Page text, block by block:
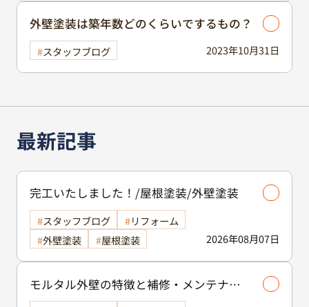
最新記事
完工いたしました！/屋根塗装/外壁塗装
2026年08月07日
スタッフブログ
リフォーム
外壁塗装
屋根塗装
モルタル外壁の特徴と補修・メンテナン
ス方法を徹底解説！/外壁塗装
2023年10月31日
外壁塗装は築年数どのくらいでするもの？
スタッフブログ